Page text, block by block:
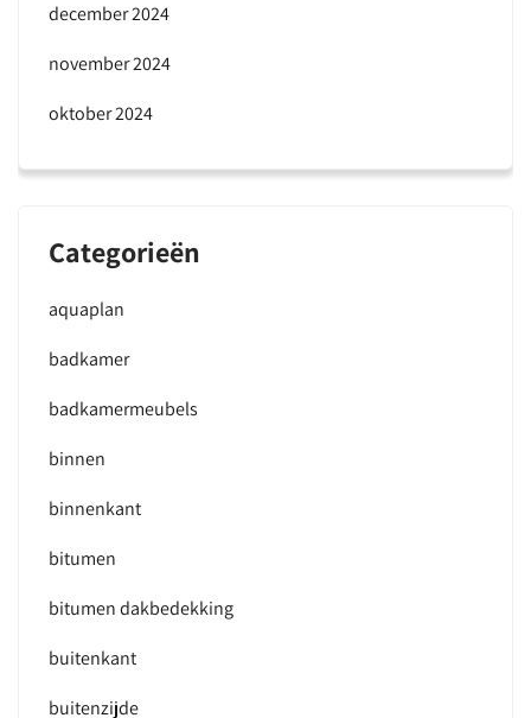
december 2024
november 2024
oktober 2024
Categorieën
aquaplan
badkamer
badkamermeubels
binnen
binnenkant
bitumen
bitumen dakbedekking
buitenkant
buitenzijde